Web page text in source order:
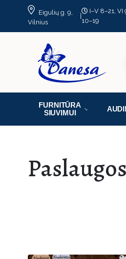
Eigulių g. 9,
Vilnius
I–V 8–21, VI
10–19
FURNITŪRA
SIUVIMUI
Paslaugos